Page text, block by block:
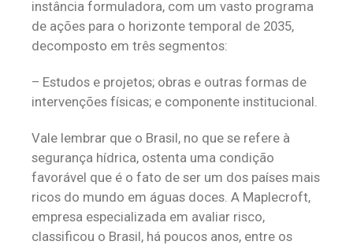
instância formuladora, com um vasto programa
de ações para o horizonte temporal de 2035,
decomposto em três segmentos:
– Estudos e projetos; obras e outras formas de
intervenções físicas; e componente institucional.
Vale lembrar que o Brasil, no que se refere à
segurança hídrica, ostenta uma condição
favorável que é o fato de ser um dos países mais
ricos do mundo em águas doces. A Maplecroft,
empresa especializada em avaliar risco,
classificou o Brasil, há poucos anos, entre os